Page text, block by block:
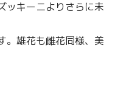
ッキーニよりさらに未
。雄花も雌花同様、美